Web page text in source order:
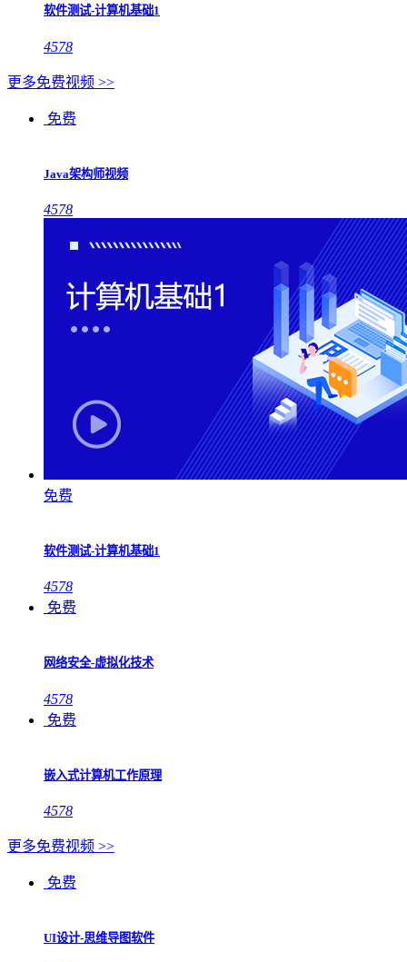
软件测试-计算机基础1
4578
更多免费视频 >>
免费
Java架构师视频
4578
免费
软件测试-计算机基础1
4578
免费
网络安全-虚拟化技术
4578
免费
嵌入式计算机工作原理
4578
更多免费视频 >>
免费
UI设计-思维导图软件